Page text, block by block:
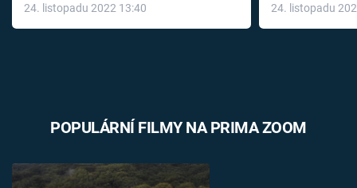
24. listopadu 2022 13:40
léky
24. listopadu
POPULÁRNÍ FILMY NA PRIMA ZOOM